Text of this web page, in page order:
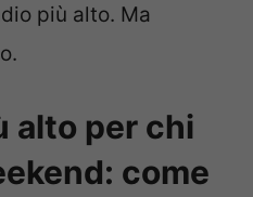
più alto. Ma
alto per chi
come